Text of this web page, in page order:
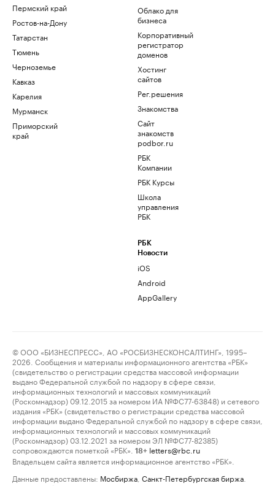
Пермский край
Ростов-на-Дону
Татарстан
Тюмень
Черноземье
Кавказ
Карелия
Мурманск
Приморский
край
Облако для
бизнеса
Корпоративный
регистратор
доменов
Хостинг
сайтов
Рег.решения
Знакомства
Сайт
знакомств
podbor.ru
РБК
Компании
РБК Курсы
Школа
управления
РБК
РБК
Новости
iOS
Android
AppGallery
© ООО «БИЗНЕСПРЕСС», АО «РОСБИЗНЕСКОНСАЛТИНГ», 1995–
2026. Сообщения и материалы информационного агентства «РБК»
(свидетельство о регистрации средства массовой информации
выдано Федеральной службой по надзору в сфере связи,
информационных технологий и массовых коммуникаций
(Роскомнадзор) 09.12.2015 за номером ИА №ФС77-63848) и сетевого
издания «РБК» (свидетельство о регистрации средства массовой
информации выдано Федеральной службой по надзору в сфере связи,
информационных технологий и массовых коммуникаций
(Роскомнадзор) 03.12.2021 за номером ЭЛ №ФС77-82385)
сопровождаются пометкой «РБК».
18+ letters@rbc.ru
Владельцем сайта является информационное агентство «РБК».
Данные предоставлены: Мосбиржа Санкт-Петербургская биржа